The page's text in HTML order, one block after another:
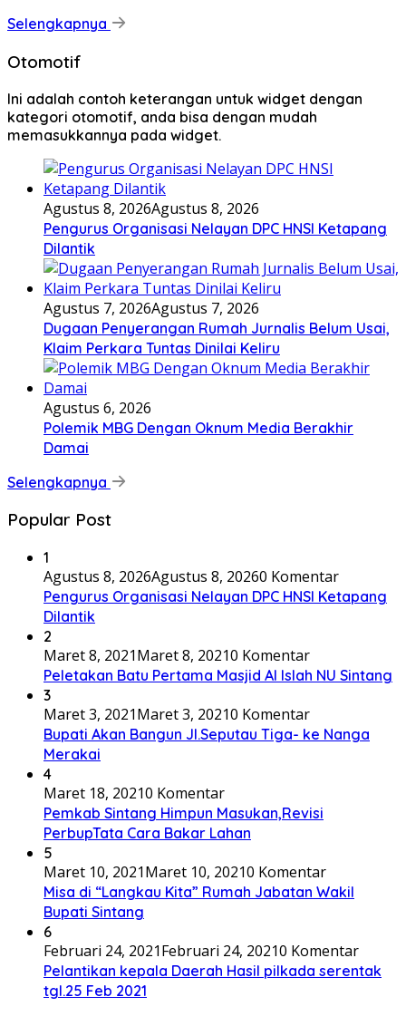
Selengkapnya
Otomotif
Ini adalah contoh keterangan untuk widget dengan
kategori otomotif, anda bisa dengan mudah
memasukkannya pada widget.
Agustus 8, 2026Agustus 8, 2026
Pengurus Organisasi Nelayan DPC HNSI Ketapang
Dilantik
Agustus 7, 2026Agustus 7, 2026
Dugaan Penyerangan Rumah Jurnalis Belum Usai,
Klaim Perkara Tuntas Dinilai Keliru
Agustus 6, 2026
Polemik MBG Dengan Oknum Media Berakhir
Damai
Selengkapnya
Popular Post
1
Agustus 8, 2026Agustus 8, 20260 Komentar
Pengurus Organisasi Nelayan DPC HNSI Ketapang
Dilantik
2
Maret 8, 2021Maret 8, 20210 Komentar
Peletakan Batu Pertama Masjid Al Islah NU Sintang
3
Maret 3, 2021Maret 3, 20210 Komentar
Bupati Akan Bangun Jl.Seputau Tiga- ke Nanga
Merakai
4
Maret 18, 20210 Komentar
Pemkab Sintang Himpun Masukan,Revisi
PerbupTata Cara Bakar Lahan
5
Maret 10, 2021Maret 10, 20210 Komentar
Misa di “Langkau Kita” Rumah Jabatan Wakil
Bupati Sintang
6
Februari 24, 2021Februari 24, 20210 Komentar
Pelantikan kepala Daerah Hasil pilkada serentak
tgl.25 Feb 2021